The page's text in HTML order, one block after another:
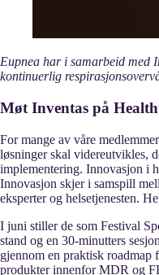
Eupnea har i samarbeid med
kontinuerlig
Møt Inventas på
For mange av våre
løsninger skal videreutvikles,
implementering. Innovasjon i
Innovasjon skjer i samspill
eksperter og helsetjenesten.
I juni stiller de som Festival
stand og en 30-minutters
gjennom en praktisk
produkter innenfor MDR og